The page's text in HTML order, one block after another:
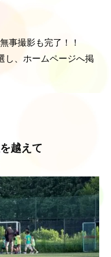
事撮影も完了！！
し、ホームページへ掲
越えて